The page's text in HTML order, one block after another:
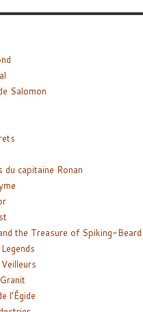
Salomon
du capitaine Ronan
the Treasure of Spiking-Beard
l’Égide